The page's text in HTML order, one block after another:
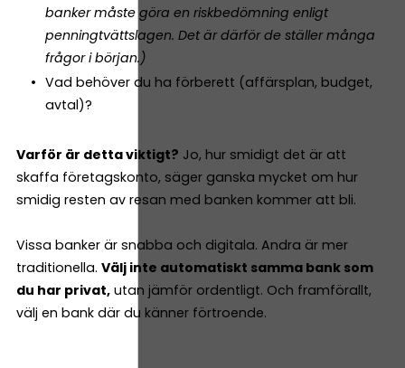
banker måste göra en riskbedömning enligt
penningtvättslagen. Det är därför de ställer många
frågor i början.)
Vad behöver du ha förberett (affärsplan, budget,
avtal)?
Varför är detta viktigt? Jo, hur smidigt det är att
skaffa företagskonto, säger ganska mycket om hur
smidig resten av resan med banken kommer att bli.
Vissa banker är snabba och digitala. Andra är mer
traditionella. Välj inte automatiskt samma bank som
du har privat, utan jämför ordentligt. Och framförallt,
välj en bank där du känner förtroende.